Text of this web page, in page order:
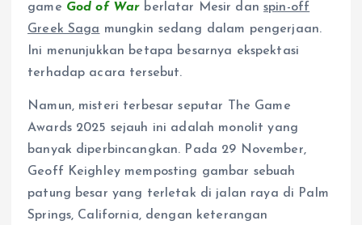
game God of War berlatar Mesir danspin-off
Greek Saga mungkin sedang dalam pengerjaan.
Ini menunjukkan betapa besarnya ekspektasi
terhadap acara tersebut.
Namun, misteri terbesar seputar The Game
Awards 2025 sejauh ini adalah monolit yang
banyak diperbincangkan. Pada 29 November,
Geoff Keighley memposting gambar sebuah
patung besar yang terletak di jalan raya di Palm
Springs, California, dengan keterangan